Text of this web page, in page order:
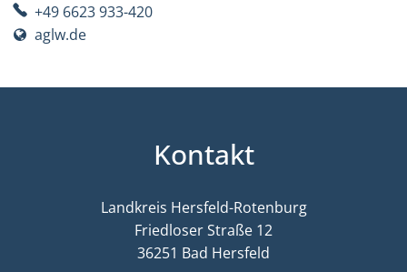
+49 6623 933-420
aglw.de
Kontakt
Landkreis Hersfeld-Rotenburg
Friedloser Straße 12
36251 Bad Hersfeld